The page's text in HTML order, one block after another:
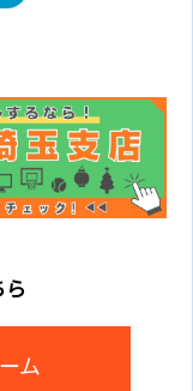
搬入、設営させ
ます！
か？
能です！冊子の
冊程度が目安で
大きな汚れが付
ム